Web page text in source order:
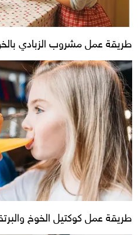
طريقة عمل مشروب الزبادي
طريقة عمل كوكتيل الخوخ